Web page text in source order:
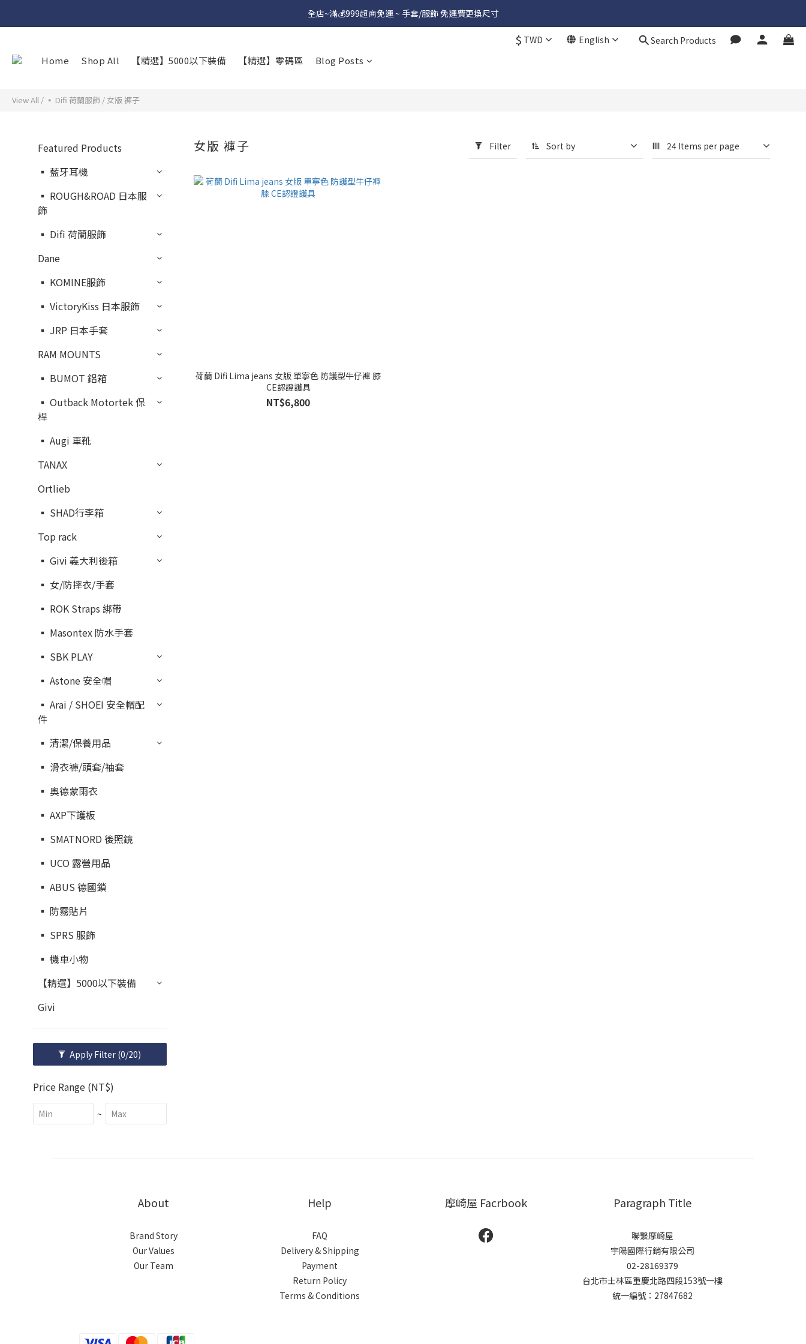
全店~滿💰999超商免運 ~ 手套/服飾 免運費更換尺寸
$ TWD English Search Products
Home Shop All 【精選】5000以下裝備 【精選】零碼區 Blog Posts
View All / ▪︎ Difi 荷蘭服飾 / 女版 褲子
Featured Products
▪︎ 藍牙耳機
▪︎ ROUGH&ROAD 日本服
飾
▪︎ Difi 荷蘭服飾
Dane
▪︎ KOMINE服飾
▪︎ VictoryKiss 日本服飾
▪︎ JRP 日本手套
RAM MOUNTS
▪︎ BUMOT 鋁箱
▪︎ Outback Motortek 保
桿
▪︎ Augi 車靴
TANAX
Ortlieb
▪︎ SHAD行李箱
Top rack
▪︎ Givi 義大利後箱
▪︎ 女/防摔衣/手套
▪︎ ROK Straps 綁帶
▪︎ Masontex 防水手套
▪︎ SBK PLAY
▪︎ Astone 安全帽
▪︎ Arai / SHOEI 安全帽配
件
▪︎ 清潔/保養用品
▪︎ 滑衣褲/頭套/袖套
▪︎ 奧德蒙雨衣
▪︎ AXP下護板
▪︎ SMATNORD 後照鏡
▪︎ UCO 露營用品
▪︎ ABUS 德國鎖
▪︎ 防霧貼片
▪︎ SPRS 服飾
▪︎ 機車小物
【精選】5000以下裝備
Givi
Apply Filter (0/20)
Price Range (NT$)
~
女版 褲子 Filter Sort by 24 Items per page
荷蘭 Difi Lima jeans 女版 單寧色 防護型牛仔褲 膝
CE認證護具
NT$6,800
About
Brand Story
Our Values
Our Team
Help
FAQ
Delivery & Shipping
Payment
Return Policy
Terms & Conditions
摩崎屋 Facrbook Paragraph Title
聯繫摩崎屋
宇陽國際行銷有限公司
02-28169379
台北市士林區重慶北路四段153號一樓
統一編號：27847682